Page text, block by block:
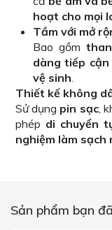
hoạt cho mọi
Tầm với mở
Bao gồm
dàng tiếp
vệ sinh
Thiết kế không
Sử dụng pin sạc,
phép di chuyển
nghiệm làm
Sản phẩm bạn